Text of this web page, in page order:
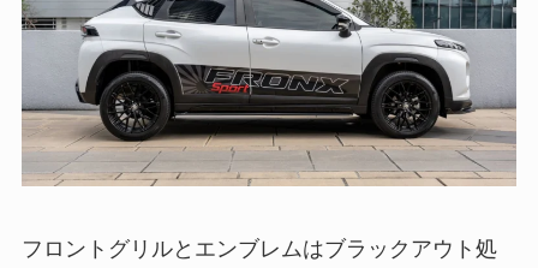
フロントグリルとエンブレムはブラックアウト処